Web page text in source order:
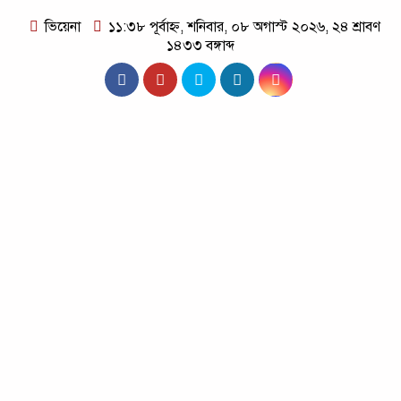
ভিয়েনা
১১:৩৮ পূর্বাহ্ন, শনিবার, ০৮ অগাস্ট ২০২৬, ২৪ শ্রাবণ
১৪৩৩ বঙ্গাব্দ